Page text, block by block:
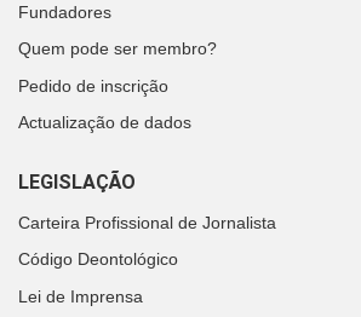
Fundadores
Quem pode ser membro?
Pedido de inscrição
Actualização de dados
LEGISLAÇÃO
Carteira Profissional de Jornalista
Código Deontológico
Lei de Imprensa